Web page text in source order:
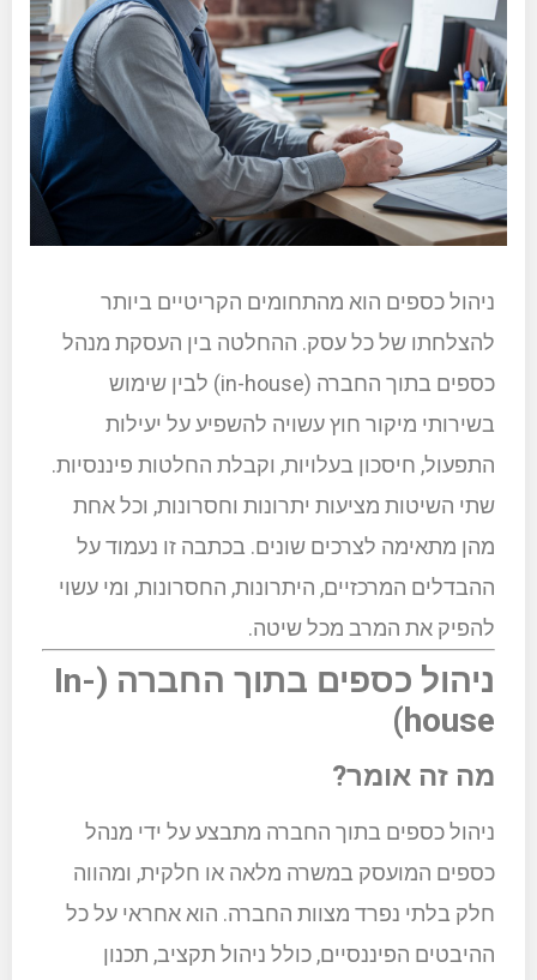
ניהול כספים הוא מהתחומים הקריטיים ביותר
להצלחתו של כל עסק. ההחלטה בין העסקת מנהל
כספים בתוך החברה (in-house) לבין שימוש
בשירותי מיקור חוץ עשויה להשפיע על יעילות
התפעול, חיסכון בעלויות, וקבלת החלטות פיננסיות.
שתי השיטות מציעות יתרונות וחסרונות, וכל אחת
מהן מתאימה לצרכים שונים. בכתבה זו נעמוד על
ההבדלים המרכזיים, היתרונות, החסרונות, ומי עשוי
להפיק את המרב מכל שיטה.
ניהול כספים בתוך החברה (In-
house)
מה זה אומר?
ניהול כספים בתוך החברה מתבצע על ידי מנהל
כספים המועסק במשרה מלאה או חלקית, ומהווה
חלק בלתי נפרד מצוות החברה. הוא אחראי על כל
ההיבטים הפיננסיים, כולל ניהול תקציב, תכנון